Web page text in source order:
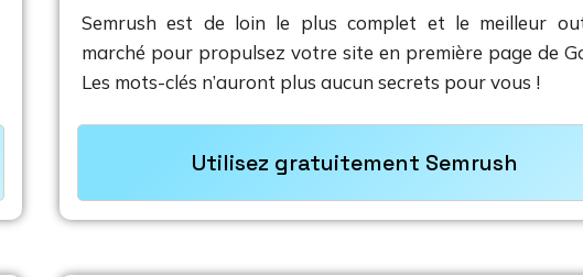
Semrush est de loin le plus complet et le meilleur
marché pour propulsez votre site en première page de
Les mots-clés n’auront plus aucun secrets pour vous !
Utilisez gratuitement Semrush